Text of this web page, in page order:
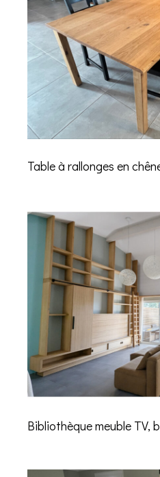
Table à rallonges en
Bibliothèque meuble TV,